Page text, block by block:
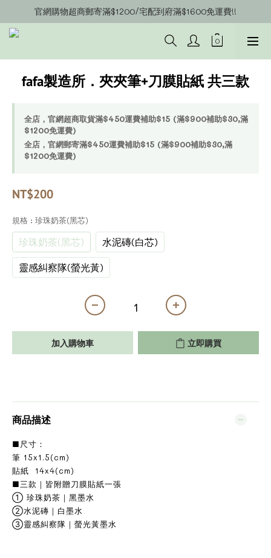
官網會員募集中~立即註冊即可獲得購物金$20!!!
官網購物超商郵寄滿$1200/宅配到府滿$1600免運費!!
官網會員募集中~立即註冊即可獲得購物金$20!!!
fafa製造所．夾夾筆+刀膜貼紙 共三款
全店，官網超商取貨滿$450運費補助$15 (滿$900補助$30,滿
$1200免運費)
全店，官網郵寄滿$450運費補助$15 (滿$900補助$30,滿
$1200免運費)
NT$200
規格 : 珍珠奶茶(黑芯)
珍珠奶茶(黑芯)
水泥磚(白芯)
靈感糾察隊(螢光黃)
加入購物車 立即購買
商品描述
■尺寸：
筆 15x1.5(cm)
貼紙 14x4(cm)
■三款｜皆附贈刀膜貼紙一張
① 珍珠奶茶｜黑墨水
②水泥磚｜白墨水
③靈感糾察隊｜螢光黃墨水